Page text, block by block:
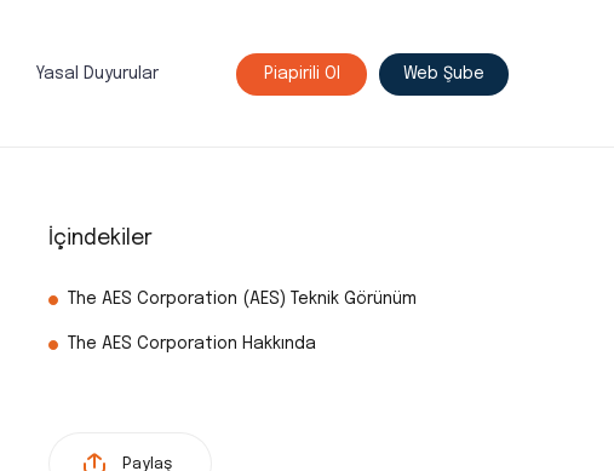
Yasal Duyurular Piapirili Ol Web Şube
İçindekiler
The AES Corporation (AES) Teknik Görünüm
The AES Corporation Hakkında
Paylaş